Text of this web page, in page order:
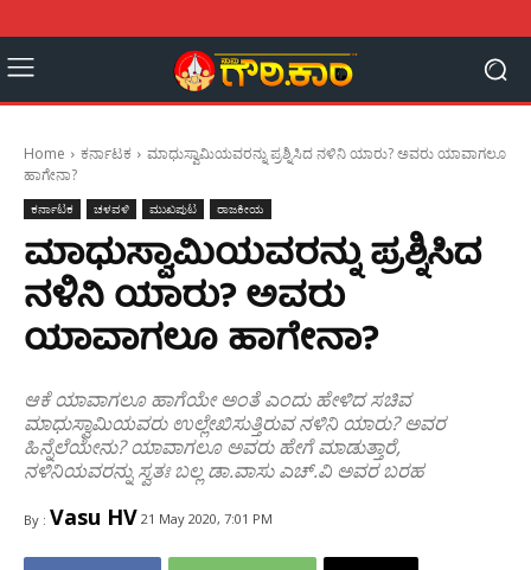
Home ಕರ್ನಾಟಕ
ಮಾಧುಸ್ವಾಮಿಯವರನ್ನು ಪ್ರಶ್ನಿಸಿದ ನಳಿನಿ ಯಾರು? ಅವರು ಯಾವಾಗಲೂ
ಹಾಗೇನಾ?
ಕರ್ನಾಟಕ ಚಳವಳಿ ಮುಖಪುಟ ರಾಜಕೀಯ
ಮಾಧುಸ್ವಾಮಿಯವರನ್ನು ಪ್ರಶ್ನಿಸಿದ
ನಳಿನಿ ಯಾರು? ಅವರು
ಯಾವಾಗಲೂ ಹಾಗೇನಾ?
ಆಕೆ ಯಾವಾಗಲೂ ಹಾಗೆಯೇ ಅಂತೆ ಎಂದು ಹೇಳಿದ ಸಚಿವ
ಮಾಧುಸ್ವಾಮಿಯವರು ಉಲ್ಲೇಖಿಸುತ್ತಿರುವ ನಳಿನಿ ಯಾರು? ಅವರ
ಹಿನ್ನೆಲೆಯೇನು? ಯಾವಾಗಲೂ ಅವರು ಹೇಗೆ ಮಾಡುತ್ತಾರೆ,
ನಳಿನಿಯವರನ್ನು ಸ್ವತಃ ಬಲ್ಲ ಡಾ.ವಾಸು ಎಚ್‌.ವಿ ಅವರ ಬರಹ
By : Vasu HV 21 May 2020, 7:01 PM